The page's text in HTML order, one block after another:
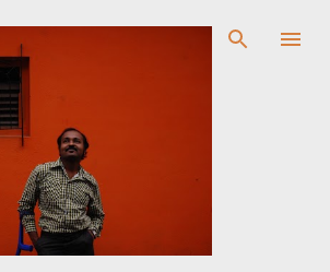
உள்ளடக்கத்திற்குச் செல்